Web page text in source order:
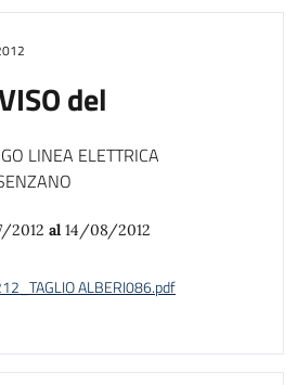
del
LINEA ELETTRICA
2012 al 14/08/2012
ALBERI086.pdf